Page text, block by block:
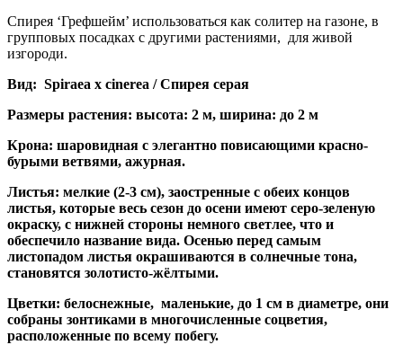
Спирея ‘Грефшейм’ использоваться как солитер на газоне, в
групповых посадках с другими растениями, для живой
изгороди.
Вид: Spiraea x cinerea / Спирея серая
Размеры растения: высота: 2 м, ширина: до 2 м
Крона: шаровидная с элегантно повисающими красно-
бурыми ветвями, ажурная.
Листья: мелкие (2-3 см), заостренные с обеих концов
листья, которые весь сезон до осени имеют серо-зеленую
окраску, с нижней стороны немного светлее, что и
обеспечило название вида. Осенью перед самым
листопадом листья окрашиваются в солнечные тона,
становятся золотисто-жёлтыми.
Цветки: белоснежные, маленькие, до 1 см в диаметре, они
собраны зонтиками в многочисленные соцветия,
расположенные по всему побегу.